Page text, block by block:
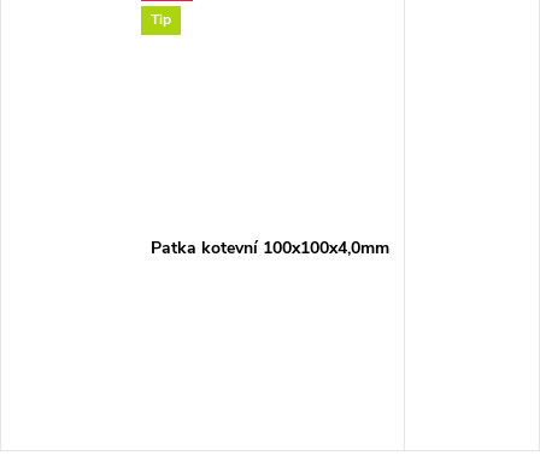
Tip
Patka kotevní 100x100x4,0mm